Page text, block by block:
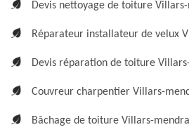
Devis nettoyage de toiture
Réparateur installateur de velux
Devis réparation de toiture
Couvreur charpentier Villars-
Bâchage de toiture Villars-